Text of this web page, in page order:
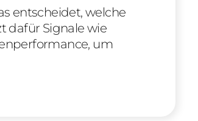
entscheidet, welche
dafür Signale wie
um